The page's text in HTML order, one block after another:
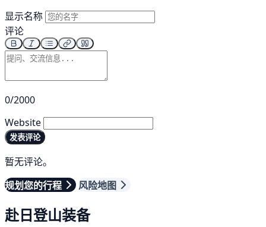
显示名称
评论
0/2000
Website
发表评论
暂无评论。
规划您的行程
风险地图
赴日登山装备